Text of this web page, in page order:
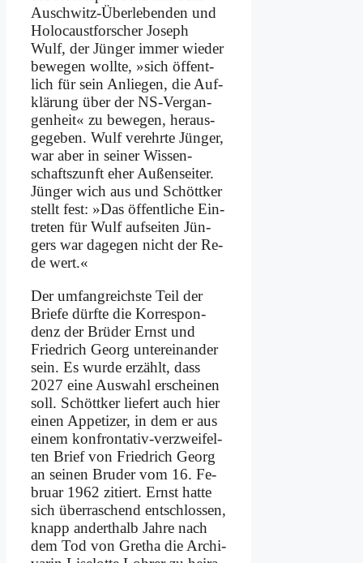
Ausch­witz-Über­le­ben­den und
Ho­lo­caust­for­scher Jo­seph
Wulf, der Jün­ger im­mer wie­der
be­we­gen woll­te, »sich öf­fent­
lich für sein An­lie­gen, die Auf­
klä­rung über der NS-Ver­gan­
gen­heit« zu be­we­gen, her­aus­
ge­ge­ben. Wulf ver­ehr­te Jün­ger,
war aber in sei­ner Wis­sen­
schafts­zunft eher Au­ßen­sei­ter.
Jün­ger wich aus und Schött­ker
stellt fest: »Das öf­fent­li­che Ein­
tre­ten für Wulf auf­sei­ten Jün­
gers war da­ge­gen nicht der Re­
de wert.«
Der um­fang­reich­ste Teil der
Brie­fe dürf­te die Kor­re­spon­
denz der Brü­der Ernst und
Fried­rich Ge­org un­ter­ein­an­der
sein. Es wur­de er­zählt, dass
2027 ei­ne Aus­wahl er­schei­nen
soll. Schött­ker lie­fert auch hier
ei­nen Ap­pe­ti­zer, in dem er aus
ei­nem kon­fron­ta­tiv-ver­zwei­fel­
ten Brief von Fried­rich Ge­org
an sei­nen Bru­der vom 16. Fe­
bru­ar 1962 zi­tiert. Ernst hat­te
sich über­ra­schend ent­schlos­sen,
knapp an­dert­halb Jah­re nach
dem Tod von Gre­tha die Ar­chi­